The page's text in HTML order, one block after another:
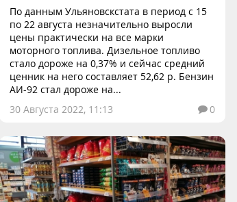
По данным Ульяновскстата в период с 15
по 22 августа незначительно выросли
цены практически на все марки
моторного топлива. Дизельное топливо
стало дороже на 0,37% и сейчас средний
ценник на него составляет 52,62 р. Бензин
АИ-92 стал дороже на...
30 Августа 2022, 11:13
0